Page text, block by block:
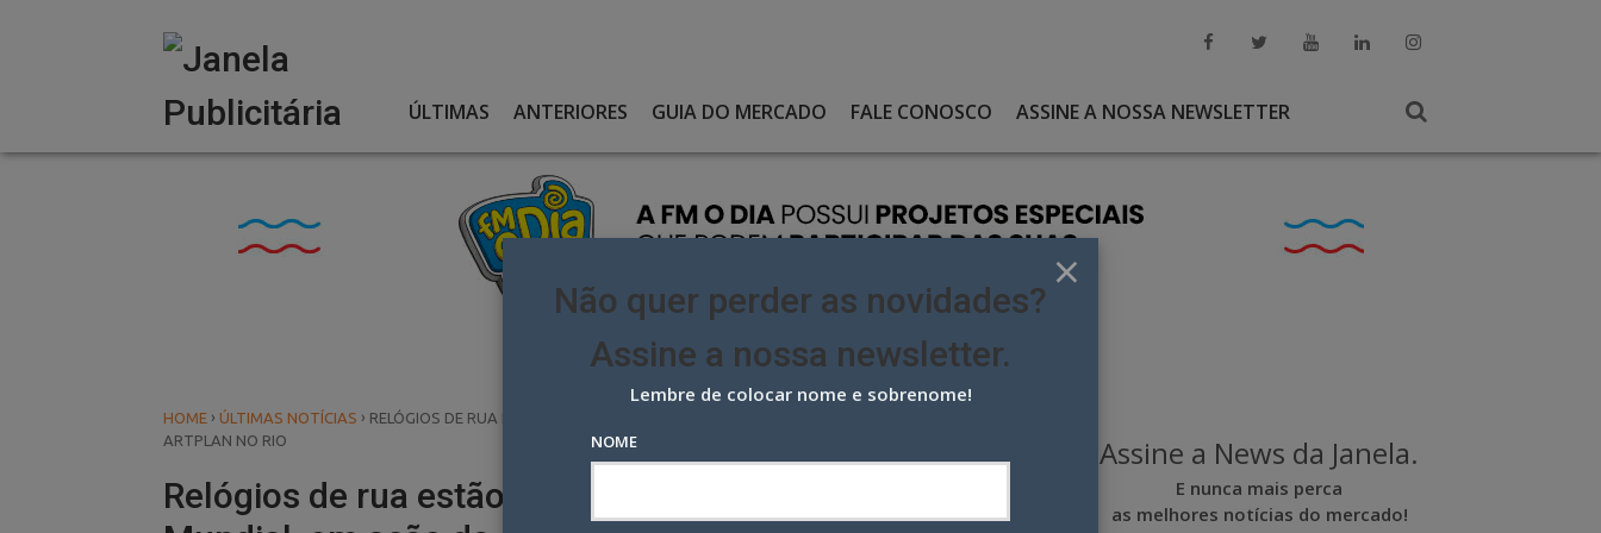
ÚLTIMAS ANTERIORES GUIA DO MERCADO FALE CONOSCO ASSINE A NOSSA NEWSLETTER
HOME › ÚLTIMAS NOTÍCIAS › RELÓGIOS DE RUA ESTÃO LEVANDO “OFERTAS DA HORA” DO MUNDIAL, EM AÇÃO DA
ARTPLAN NO RIO
Relógios de rua estão levando “Ofertas da Hora” do
Assine a News da Janela.
E nunca mais perca
as melhores notícias do mercado!
×
Não quer perder as novidades?
Assine a nossa newsletter.
Lembre de colocar nome e sobrenome!
NOME